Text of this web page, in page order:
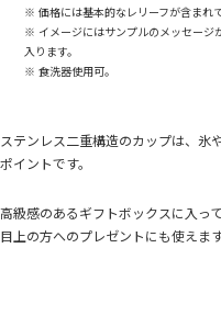
※ 価格には基本的なレリーフが含まれて
※ イメージにはサンプルのメッセージ
入ります。
※ 食洗器使用可。
ステンレス二重構造のカップは、氷
ポイントです。
高級感のあるギフトボックスに入っ
目上の方へのプレゼントにも使えます